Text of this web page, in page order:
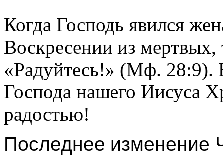
Когда Господь явился
Воскресении из
«Радуйтесь!» (Мф. 28:9).
Господа нашего Иисуса
радостью!
Последнее изменение